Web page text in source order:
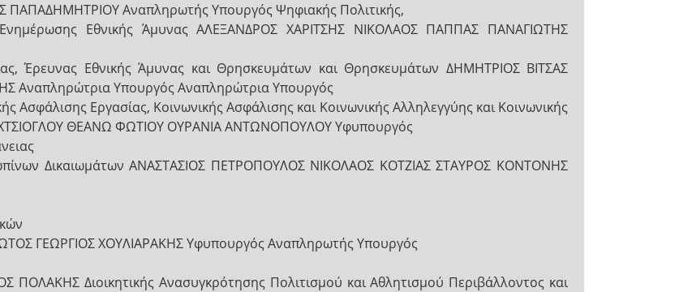
Αναπληρωτής Υπουργός Ψηφιακής Πολιτικής,
Ενημέρωσης Εθνικής Άμυνας ΑΛΕΞΑΝΔΡΟΣ ΧΑΡΙΤΣΗΣ ΝΙΚΟΛΑΟΣ ΠΑΠΠΑΣ ΠΑΝΑΓΙΩΤΗΣ
Έρευνας Εθνικής Άμυνας και Θρησκευμάτων και Θρησκευμάτων ΔΗΜΗΤΡΙΟΣ ΒΙΤΣΑΣ
Υπουργός Αναπληρώτρια Υπουργός
Ασφάλισης Εργασίας, Κοινωνικής Ασφάλισης και Κοινωνικής Αλληλεγγύης και Κοινωνικής
ΑΧΤΣΙΟΓΛΟΥ ΘΕΑΝΩ ΦΩΤΙΟΥ ΟΥΡΑΝΙΑ ΑΝΤΩΝΟΠΟΥΛΟΥ Υφυπουργός
Δικαιωμάτων ΑΝΑΣΤΑΣΙΟΣ ΠΕΤΡΟΠΟΥΛΟΣ ΝΙΚΟΛΑΟΣ ΚΟΤΖΙΑΣ ΣΤΑΥΡΟΣ ΚΟΝΤΟΝΗΣ
ΓΕΩΡΓΙΟΣ ΧΟΥΛΙΑΡΑΚΗΣ Υφυπουργός Αναπληρωτής Υπουργός
Διοικητικής Ανασυγκρότησης Πολιτισμού και Αθλητισμού Περιβάλλοντος και